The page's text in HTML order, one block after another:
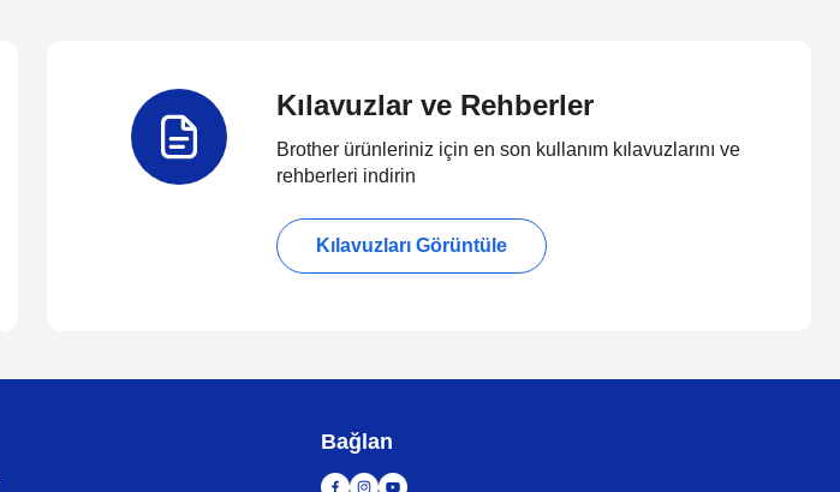
Kılavuzlar ve Rehberler
Brother ürünleriniz için en son kullanım kılavuzlarını ve
rehberleri indirin
Kılavuzları Görüntüle
Bağlan